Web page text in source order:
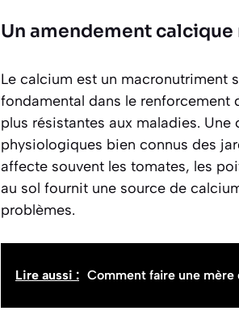
Un amendement calcique
Le calcium est un macronutriment
fondamental dans le renforcement
plus résistantes aux maladies.
physiologiques bien connus des
affecte souvent les tomates, les
au sol fournit une source de
problèmes.
Lire aussi : Comment faire une mère